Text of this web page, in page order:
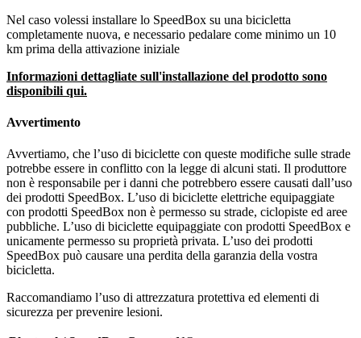
Nel caso volessi installare lo SpeedBox su una bicicletta
completamente nuova, e necessario pedalare come minimo un 10
km prima della attivazione iniziale
Informazioni dettagliate sull'installazione del prodotto sono
disponibili qui.
Avvertimento
Avvertiamo, che l’uso di biciclette con queste modifiche sulle strade
potrebbe essere in conflitto con la legge di alcuni stati. Il produttore
non è responsabile per i danni che potrebbero essere causati dall’uso
dei prodotti SpeedBox. L’uso di biciclette elettriche equipaggiate
con prodotti SpeedBox non è permesso su strade, ciclopiste ed aree
pubbliche. L’uso di biciclette equipaggiate con prodotti SpeedBox e
unicamente permesso su proprietà privata. L’uso dei prodotti
SpeedBox può causare una perdita della garanzia della vostra
bicicletta.
Raccomandiamo l’uso di attrezzatura protettiva ed elementi di
sicurezza per prevenire lesioni.